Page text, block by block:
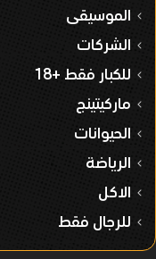
الموسيقى
الشركات
للكبار فقط +18
ماركيتينج
الحيوانات
الرياضة
الاكل
للرجال فقط